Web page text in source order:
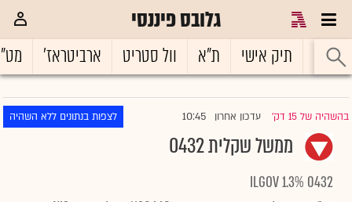
גלובס פיננסי
ראשי תיק אישי ת"א וול סטריט ארביטראז'
בהשהיה של 15 דק' |עדכון אחרון 10:45 לצפות בנתונים ללא השהיה
ממשל שקלית 0432
ILGOV 1.3% 0432